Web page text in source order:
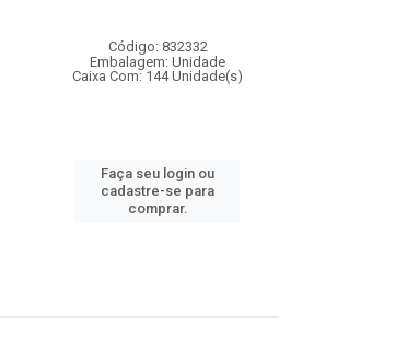
Código: 832332
Embalagem: Unidade
Caixa Com: 144 Unidade(s)
Faça seu login ou
cadastre-se para
comprar.